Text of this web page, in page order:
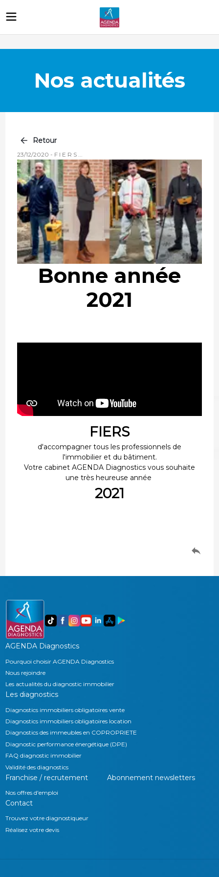
Nos actualités
Retour
23/12/2020 - F I E R S ...
Bonne année
2021
FIERS
d'accompagner tous les professionnels de
l'immobilier et du bâtiment.
Votre cabinet AGENDA Diagnostics vous souhaite
une très heureuse année
2021
AGENDA Diagnostics
Pourquoi choisir AGENDA Diagnostics
Nous rejoindre
Les actualités du diagnostic immobilier
Les diagnostics
Diagnostics immobiliers obligatoires vente
Diagnostics immobiliers obligatoires location
Diagnostics des immeubles en COPROPRIETE
Diagnostic performance énergétique (DPE)
FAQ diagnostic immobilier
Validité des diagnostics
Franchise / recrutement
Nos offres d'emploi
Abonnement newsletters
Contact
Trouvez votre diagnostiqueur
Réalisez votre devis